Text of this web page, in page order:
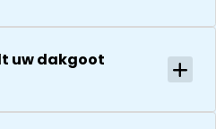
aanrader!
herstel. Nu 1
dakdekker
bedanken
voor de
goed op de
stand van
De reparatie
uw dakgoot